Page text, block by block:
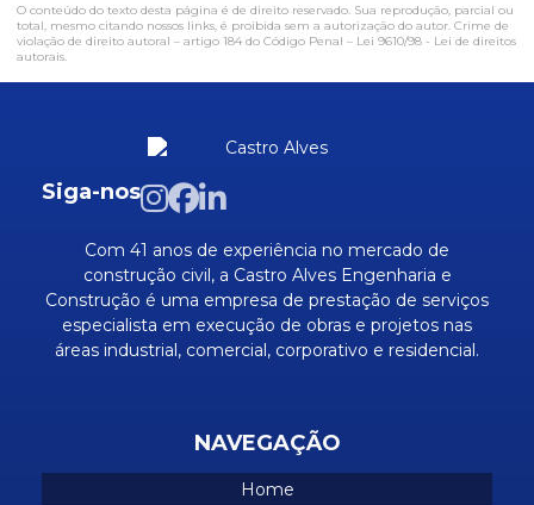
Mão de obra especializada construção civil
Mão de obra especializada em reformas
Mão de obra qualificada
Obra civil comerciais
Obra civil industrial
Obra civil residenciais
Obras em predios comerciais
O conteúdo do texto desta página é de direito reservado. Sua reprodução, parcial ou
total, mesmo citando nossos links, é proibida sem a autorização do autor. Crime de
violação de direito autoral – artigo 184 do Código Penal – Lei 9610/98 - Lei de direitos
autorais
Siga-nos
Com 41 anos de experiência no mercado de
construção civil, a Castro Alves Engenharia e
Construção é uma empresa de prestação de serviços
especialista em execução de obras e projetos nas
áreas industrial, comercial, corporativo e residencial.
NAVEGAÇÃO
Home